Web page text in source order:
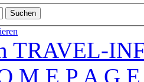
TRAVEL-
M E P A G